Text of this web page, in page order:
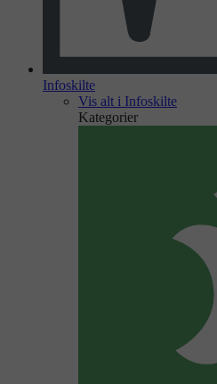
Infoskilte
Vis alt i Infoskilte
Kategorier